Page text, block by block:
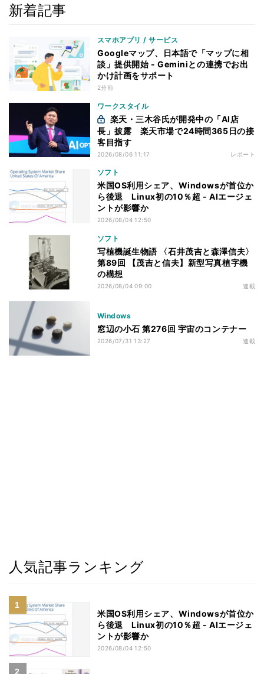
新着記事
スマホアプリ / サービス
Googleマップ、日本語で「マップに相
談」提供開始 - Geminiとの連携でお出
かけ計画をサポート
2分前
ワークスタイル
長」披露 楽天市場で24時間365日の接
客目指す
2026/08/06 11:17 レポート
ソフト
米国OS利用シェア、Windowsが首位か
ら後退 Linux初の10％超 - AIエージェ
ントが影響か
2026/08/04 12:50
ソフト
写植機誕生物語 〈石井茂吉と森澤信夫〉
第89回 【茂吉と信夫】新型写真植字機
の構想
2026/08/04 09:00 連載
Windows
窓辺の小石 第276回 宇宙のコンテナー
2026/07/31 13:27 連載
人気記事ランキング
米国OS利用シェア、Windowsが首位か
ら後退 Linux初の10％超 - AIエージェ
ントが影響か
2026/08/04 12:50